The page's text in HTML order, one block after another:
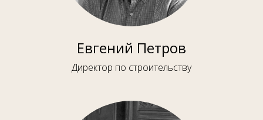
Евгений Петров
Директор по строительству